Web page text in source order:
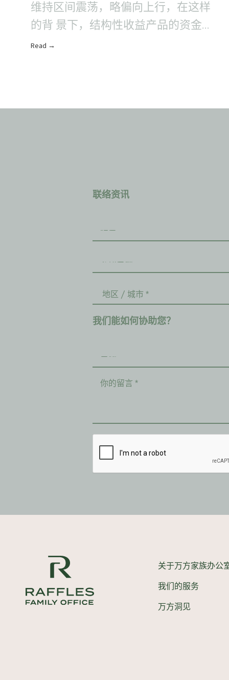
维持区间震荡，略偏向上行，在这样
的背 景下，结构性收益产品的资金
流动通常会更加明显。在利 率方
Read →
联络资讯
我们能如何协助您？
关于万方家族办公
我们的服务
万方洞见